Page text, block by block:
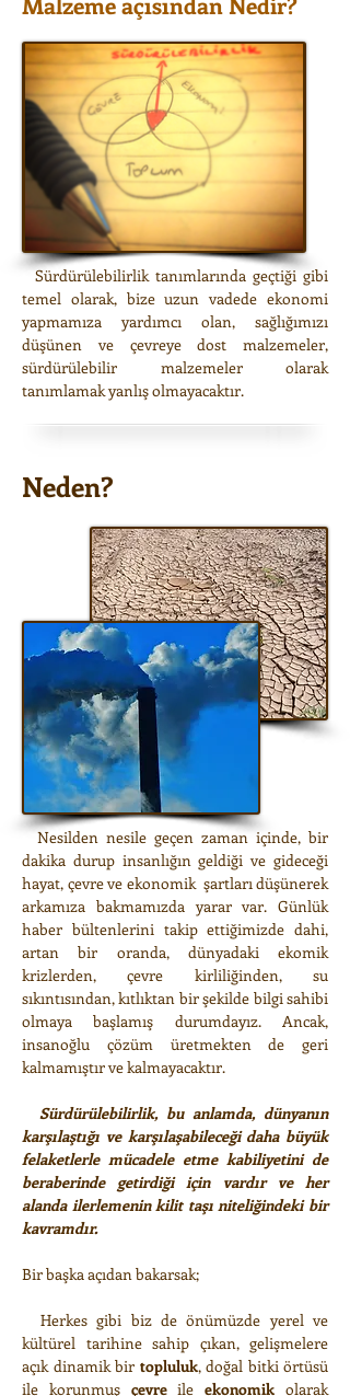
Sürdürülebilirlik tanımlarında geçtiği gibi
temel olarak, bize uzun vadede ekonomi
yapmamıza yardımcı olan, sağlığımızı
düşünen ve çevreye dost malzemeler,
sürdürülebilir malzemeler olarak
tanımlamak yanlış olmayacaktır.
Neden?
Nesilden nesile geçen zaman içinde, bir
dakika durup insanlığın geldiği ve gideceği
hayat, çevre ve ekonomik şartları düşünerek
arkamıza bakmamızda yarar var. Günlük
haber bültenlerini takip ettiğimizde dahi,
artan bir oranda, dünyadaki ekomik
krizlerden, çevre kirliliğinden, su
sıkıntısından, kıtlıktan bir şekilde bilgi sahibi
olmaya başlamış durumdayız. Ancak,
insanoğlu çözüm üretmekten de geri
kalmamıştır ve kalmayacaktır.
Sürdürülebilirlik, bu anlamda, dünyanın
karşılaştığı ve karşılaşabileceği daha büyük
felaketlerle mücadele etme kabiliyetini de
beraberinde getirdiği için vardır ve her
alanda ilerlemenin kilit taşı niteliğindeki bir
kavramdır.
Bir başka açıdan bakarsak;
Herkes gibi biz de önümüzde yerel ve
kültürel tarihine sahip çıkan, gelişmelere
açık dinamik bir topluluk, doğal bitki örtüsü
ile korunmuş çevreileekonomik olarak